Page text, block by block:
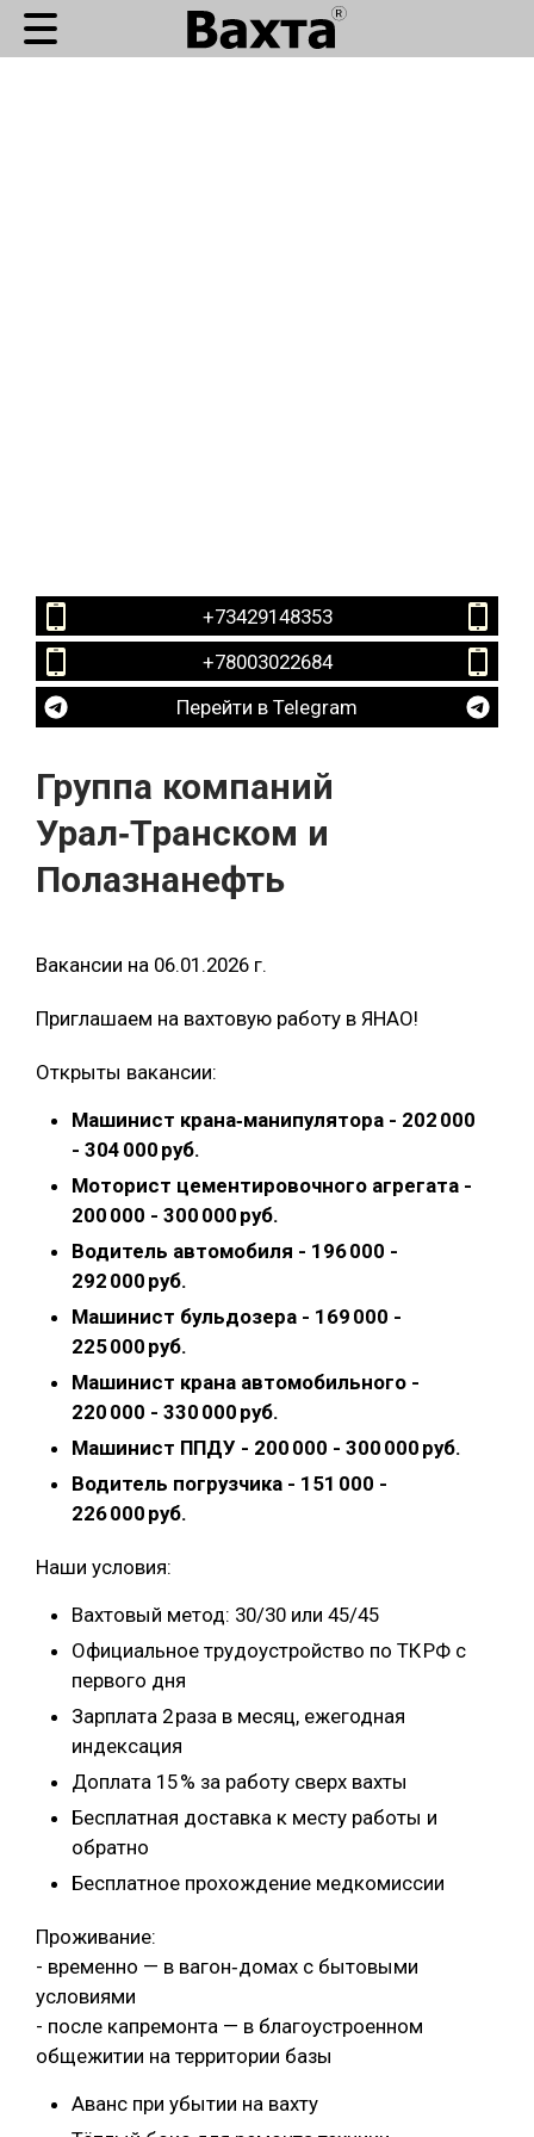
+73429148353
+78003022684
Перейти в Telegram
Группа компаний
Урал‑Транском и
Полазнанефть
Вакансии на 06.01.2026 г.
Приглашаем на вахтовую работу в ЯНАО!
Открыты вакансии:
Машинист крана‑манипулятора - 202 000
- 304 000 руб.
Моторист цементировочного агрегата -
200 000 - 300 000 руб.
Водитель автомобиля - 196 000 -
292 000 руб.
Машинист бульдозера - 169 000 -
225 000 руб.
Машинист крана автомобильного -
220 000 - 330 000 руб.
Машинист ППДУ - 200 000 - 300 000 руб.
Водитель погрузчика - 151 000 -
226 000 руб.
Наши условия:
Вахтовый метод: 30/30 или 45/45
Официальное трудоустройство по ТК РФ с
первого дня
Зарплата 2 раза в месяц, ежегодная
индексация
Доплата 15 % за работу сверх вахты
Бесплатная доставка к месту работы и
обратно
Бесплатное прохождение медкомиссии
Проживание:
- временно — в вагон‑домах с бытовыми
условиями
- после капремонта — в благоустроенном
общежитии на территории базы
Аванс при убытии на вахту